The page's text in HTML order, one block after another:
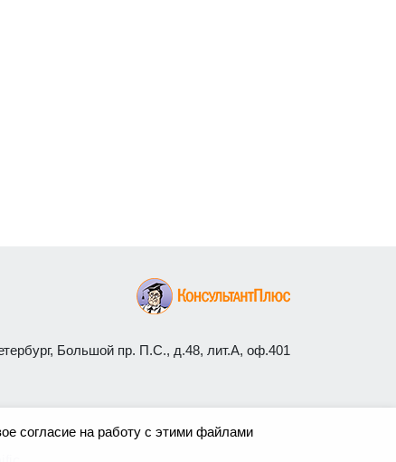
Большой пр. П.С., д.48, лит.А, оф.401
согласие на работу с этими файлами